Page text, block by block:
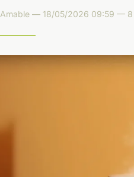
Amable — 18/05/2026 09:59 — 8